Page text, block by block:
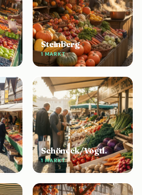
Steinberg
1 MARKT
Schöneck/Vogtl.
1 MARKT